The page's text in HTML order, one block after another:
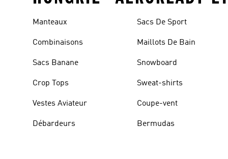
Manteaux
Combinaisons
Sacs Banane
Crop Tops
Vestes Aviateur
Débardeurs
Sacs De Sport
Maillots De Bain
Snowboard
Sweat-shirts
Coupe-vent
Bermudas